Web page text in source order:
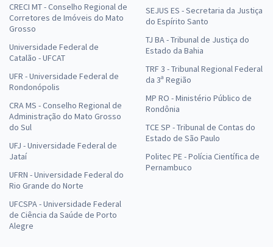
CRECI MT - Conselho Regional de
Corretores de Imóveis do Mato
Grosso
Universidade Federal de
Catalão - UFCAT
UFR - Universidade Federal de
Rondonópolis
CRA MS - Conselho Regional de
Administração do Mato Grosso
do Sul
UFJ - Universidade Federal de
Jataí
UFRN - Universidade Federal do
Rio Grande do Norte
UFCSPA - Universidade Federal
de Ciência da Saúde de Porto
Alegre
SEJUS ES - Secretaria da Justiça
do Espírito Santo
TJ BA - Tribunal de Justiça do
Estado da Bahia
TRF 3 - Tribunal Regional Federal
da 3ª Região
MP RO - Ministério Público de
Rondônia
TCE SP - Tribunal de Contas do
Estado de São Paulo
Politec PE - Polícia Científica de
Pernambuco